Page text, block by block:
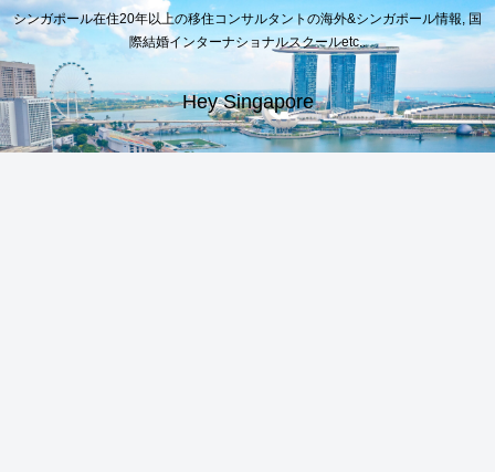
シンガポール在住20年以上の移住コンサルタントの海外&シンガポール情報, 国
際結婚インターナショナルスクールetc..
Hey Singapore